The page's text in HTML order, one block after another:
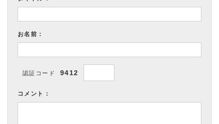
お名前：
認証コード 9412
コメント：